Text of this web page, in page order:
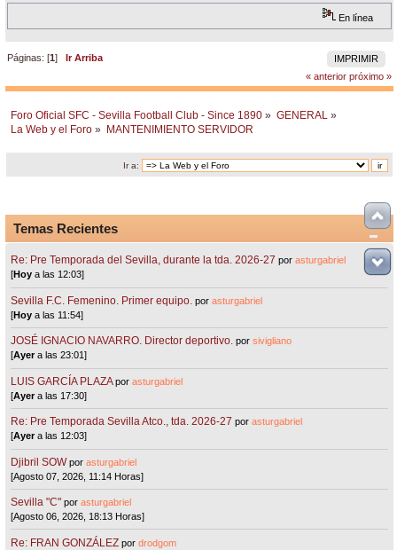
En línea
IMPRIMIR
Páginas: [1]Ir Arriba
« anterior próximo »
Foro Oficial SFC - Sevilla Football Club - Since 1890 » GENERAL »
La Web y el Foro » MANTENIMIENTO SERVIDOR
Ir a:
Temas Recientes
Re: Pre Temporada del Sevilla, durante la tda. 2026-27 porasturgabriel
[Hoy a las 12:03]
Sevilla F.C. Femenino. Primer equipo. porasturgabriel
[Hoy a las 11:54]
JOSÉ IGNACIO NAVARRO. Director deportivo. porsivigliano
[Ayera las 23:01]
LUIS GARCÍA PLAZA porasturgabriel
[Ayera las 17:30]
Re: Pre Temporada Sevilla Atco., tda. 2026-27 porasturgabriel
[Ayera las 12:03]
Djibril SOW porasturgabriel
[Agosto 07, 2026, 11:14 Horas]
Sevilla "C"porasturgabriel
[Agosto 06, 2026, 18:13 Horas]
Re: FRAN GONZÁLEZ pordrodgom